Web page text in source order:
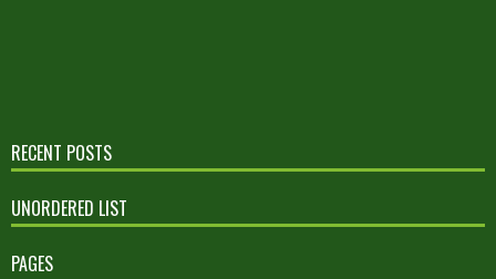
RECENT POSTS
UNORDERED LIST
PAGES